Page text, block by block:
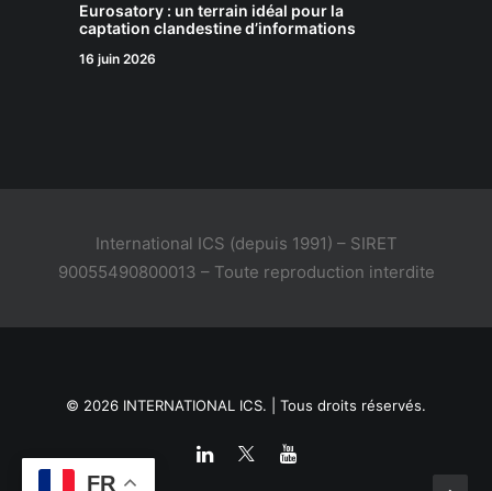
Eurosatory : un terrain idéal pour la
captation clandestine d’informations
16 juin 2026
International ICS (depuis 1991) – SIRET
90055490800013 – Toute reproduction interdite
© 2026 INTERNATIONAL ICS. | Tous droits réservés.
FR